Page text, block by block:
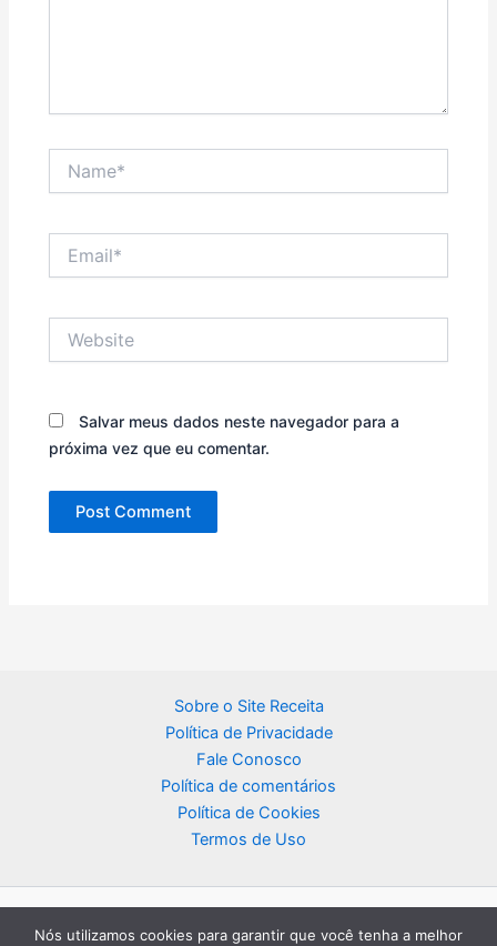
Salvar meus dados neste navegador para a
próxima vez que eu comentar.
Sobre o Site Receita
Política de Privacidade
Fale Conosco
Política de comentários
Política de Cookies
Termos de Uso
Nós utilizamos cookies para garantir que você tenha a melhor